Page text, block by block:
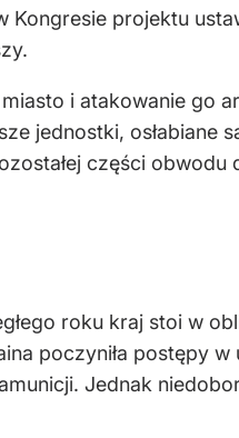
projektu
i atakowanie go
jednostki, osłabiane
części
roku kraj stoi w
poczyniła postępy
Jednak